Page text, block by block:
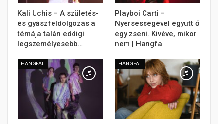
Kali Uchis – A születés-
és gyászfeldolgozás a
témája talán eddigi
legszemélyesebb…
Playboi Carti –
Nyersességével együtt ő
egy zseni. Kivéve, mikor
nem | Hangfal
HANGFAL HANGFAL